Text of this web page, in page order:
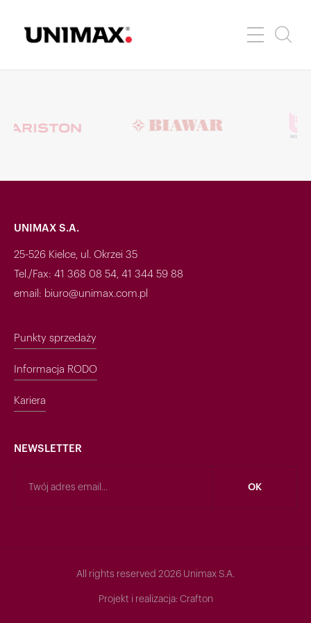
UNIMAX S.A.
25-526 Kielce, ul. Okrzei 35
Tel./Fax: 41 368 08 54, 41 344 59 88
email: biuro@unimax.com.pl
Punkty sprzedaży
Informacja RODO
Kariera
NEWSLETTER
All rights reserved 2026 Unimax S.A.
Projekt i realizacja: Crafton